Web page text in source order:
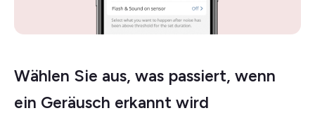
Wählen Sie aus, was passiert, wenn
ein Geräusch erkannt wird